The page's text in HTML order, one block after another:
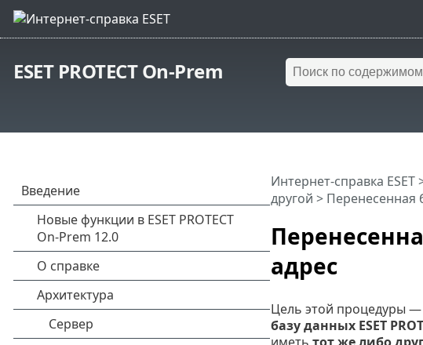
ESET PROTECT On-Prem
адрес
Интернет-справка ESET
другой > Перенесенная
Цель этой процедуры —
базу данных ESET